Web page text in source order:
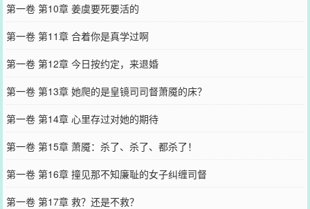
第一卷 第10章 姜虞要死要活的
第一卷 第11章 合着你是真学过啊
第一卷 第12章 今日按约定，来退婚
第一卷 第13章 她爬的是皇镜司司督萧魇的床？
第一卷 第14章 心里存过对她的期待
第一卷 第15章 萧魇：杀了、杀了、都杀了！
第一卷 第16章 撞见那不知廉耻的女子纠缠司督
第一卷 第17章 救？还是不救？